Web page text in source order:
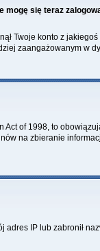
mogę się teraz
Twoje konto z
zaangażowanym w
Act of 1998, to
na zbieranie
adres IP lub zabronił